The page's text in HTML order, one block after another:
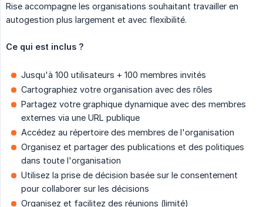
Rise accompagne les organisations souhaitant travailler en
autogestion plus largement et avec flexibilité.
Ce qui est inclus ?
Jusqu'à 100 utilisateurs + 100 membres invités
Cartographiez votre organisation avec des rôles
Partagez votre graphique dynamique avec des membres
externes via une URL publique
Accédez au répertoire des membres de l'organisation
Organisez et partager des publications et des politiques
dans toute l'organisation
Utilisez la prise de décision basée sur le consentement
pour collaborer sur les décisions
Organisez et facilitez des réunions (limité)